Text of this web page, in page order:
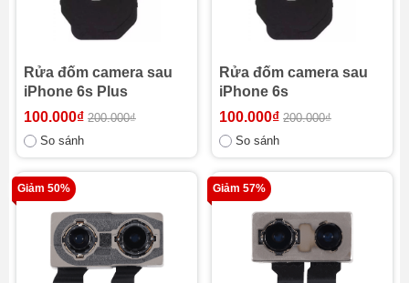
Rửa đốm camera sau
iPhone 6s Plus
100.000₫ 200.000₫
So sánh
Rửa đốm camera sau
iPhone 6s
100.000₫ 200.000₫
So sánh
Giảm 50% Giảm 57%